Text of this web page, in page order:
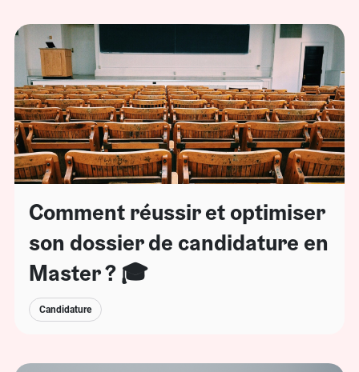
Comment réussir et optimiser
son dossier de candidature en
Master ? 🎓
Candidature